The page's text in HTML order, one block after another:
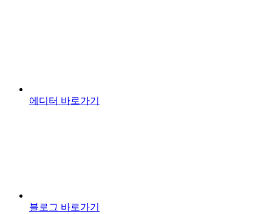
에디터 바로가기
블로그 바로가기